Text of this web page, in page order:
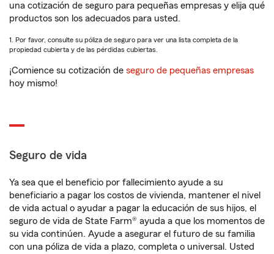
una cotización de seguro para pequeñas empresas y elija qué
productos son los adecuados para usted.
1. Por favor, consulte su póliza de seguro para ver una lista completa de la
propiedad cubierta y de las pérdidas cubiertas.
¡Comience su cotización de seguro de pequeñas empresas
hoy mismo!
Seguro de vida
Ya sea que el beneficio por fallecimiento ayude a su
beneficiario a pagar los costos de vivienda, mantener el nivel
de vida actual o ayudar a pagar la educación de sus hijos, el
seguro de vida de State Farm® ayuda a que los momentos de
su vida continúen. Ayude a asegurar el futuro de su familia
con una póliza de vida a plazo, completa o universal. Usted